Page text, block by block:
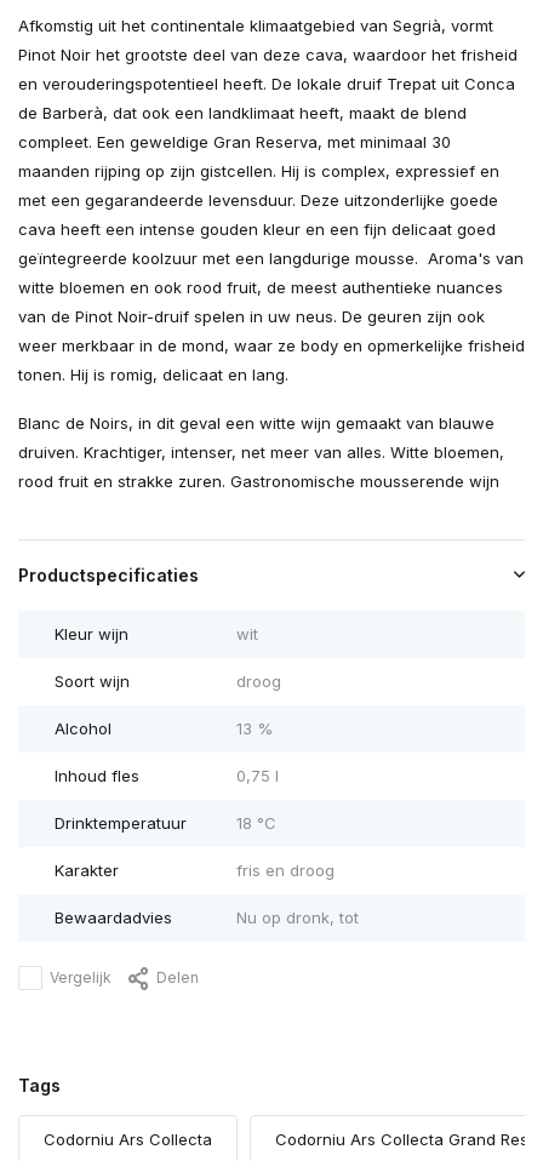
Afkomstig uit het continentale klimaatgebied van Segrià, vormt
Pinot Noir het grootste deel van deze cava, waardoor het frisheid
en verouderingspotentieel heeft. De lokale druif Trepat uit Conca
de Barberà, dat ook een landklimaat heeft, maakt de blend
compleet. Een geweldige Gran Reserva, met minimaal 30
maanden rijping op zijn gistcellen. Hij is complex, expressief en
met een gegarandeerde levensduur. Deze uitzonderlijke goede
cava heeft een intense gouden kleur en een fijn delicaat goed
geïntegreerde koolzuur met een langdurige mousse. Aroma's van
witte bloemen en ook rood fruit, de meest authentieke nuances
van de Pinot Noir-druif spelen in uw neus. De geuren zijn ook
weer merkbaar in de mond, waar ze body en opmerkelijke frisheid
tonen. Hij is romig, delicaat en lang.
Blanc de Noirs, in dit geval een witte wijn gemaakt van blauwe
druiven. Krachtiger, intenser, net meer van alles. Witte bloemen,
rood fruit en strakke zuren. Gastronomische mousserende wijn
Productspecificaties
Kleur wijn wit
Soort wijn droog
Alcohol 13 %
Inhoud fles 0,75 l
Drinktemperatuur 18 °C
Karakter fris en droog
Bewaardadvies Nu op dronk, tot
Vergelijk Delen
Tags
Codorniu Ars Collecta Codorniu Ars Collecta Grand